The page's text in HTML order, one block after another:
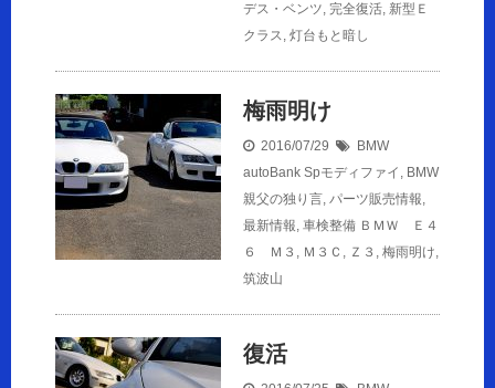
デス・ベンツ, 完全復活, 新型Ｅ
クラス, 灯台もと暗し
梅雨明け
2016/07/29
BMW
autoBank Spモディファイ , BMW
親父の独り言, パーツ販売情報,
最新情報, 車検整備 ＢＭＷ Ｅ４
６ Ｍ３ , Ｍ３Ｃ , Ｚ３ , 梅雨明け,
筑波山
復活